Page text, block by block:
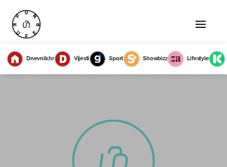
Dnevnik.hr Vijesti Sport Showbizz Lifestyle